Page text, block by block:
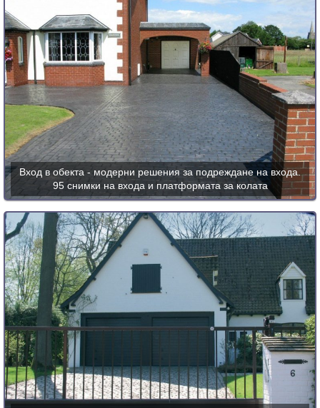
Вход в обекта - модерни решения за подреждане на входа.
95 снимки на входа и платформата за колата